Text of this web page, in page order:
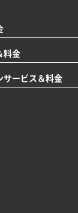
料金
サービス＆料金